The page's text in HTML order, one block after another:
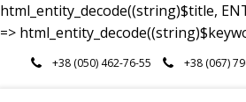
html_entity_decode((string)$title,
=>
Перейти+38 (050) 462-76-55 +38 (067)